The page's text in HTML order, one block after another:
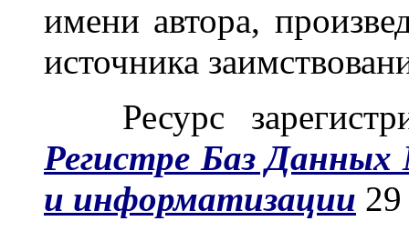
имени автора,
источника
Ресурс
Регистре Баз
и информатизации